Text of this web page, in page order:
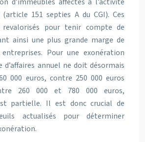
151 septies A du CGI). Ces
pour tenir compte de
ainsi une plus grande marge de
Pour une exonération
annuel ne doit désormais
000 euros, contre 250 000 euros
260 000 et 780 000 euros,
partielle. Il est donc crucial de
actualisés pour déterminer